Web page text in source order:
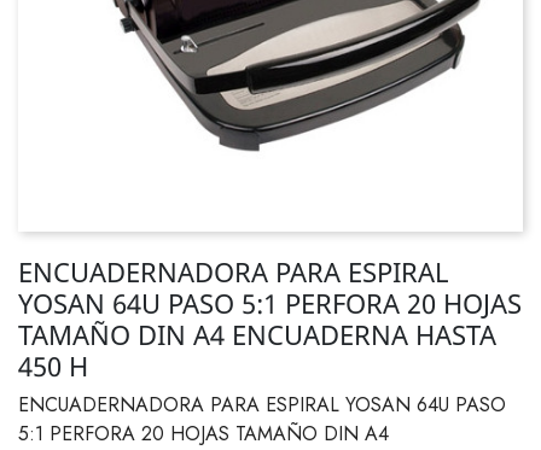
ENCUADERNADORA PARA ESPIRAL
YOSAN 64U PASO 5:1 PERFORA 20 HOJAS
TAMAÑO DIN A4 ENCUADERNA HASTA
450 H
ENCUADERNADORA PARA ESPIRAL YOSAN 64U PASO
5:1 PERFORA 20 HOJAS TAMAÑO DIN A4